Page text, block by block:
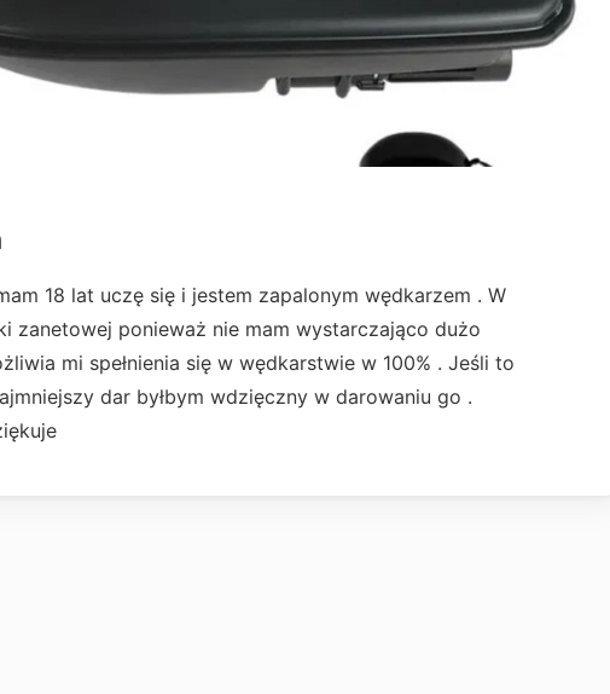
18 lat uczę się i jestem zapalonym wędkarzem . W
zanetowej ponieważ nie mam wystarczająco dużo
mi spełnienia się w wędkarstwie w 100% . Jeśli to
dar byłbym wdzięczny w darowaniu go .